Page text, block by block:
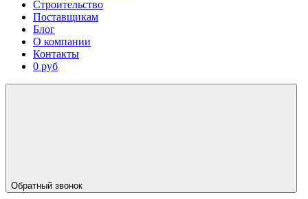
Строительство
Поставщикам
Блог
О компании
Контакты
0 руб
Обратный звонок